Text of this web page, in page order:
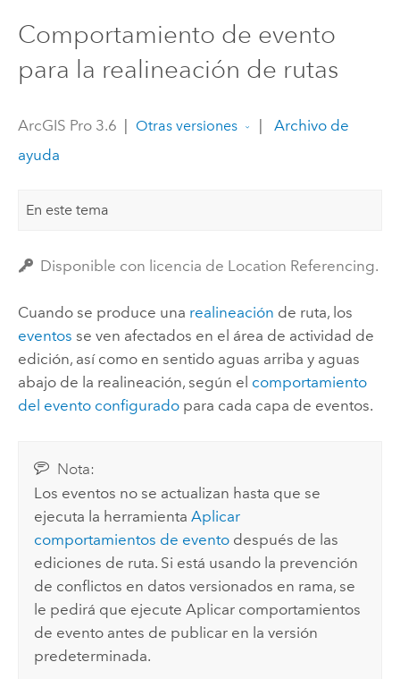
Comportamiento de evento
para la realineación de rutas
ArcGIS Pro 3.6 Otras versiones
Archivo de
ayuda
En este tema
Disponible con licencia de Location Referencing.
Cuando se produce una realineación de ruta, los
eventos se ven afectados en el área de actividad de
edición, así como en sentido aguas arriba y aguas
abajo de la realineación, según el comportamiento
del evento configuradopara cada capa de eventos.
Nota:
Los eventos no se actualizan hasta que se
ejecuta la herramientaAplicar
comportamientos de evento después de las
ediciones de ruta. Si está usando la prevención
de conflictos en datos versionados en rama, se
le pedirá que ejecuteAplicar comportamientos
de evento antes de publicar en la versión
predeterminada.